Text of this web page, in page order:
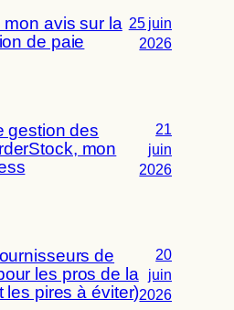
mon avis sur la
de paie
25 juin
2026
gestion des
mon
21
juin
2026
de
les pros de la
les pires à éviter)
20
juin
2026